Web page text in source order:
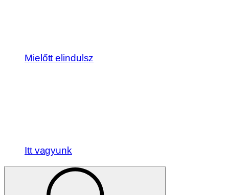
Mielőtt elindulsz
Itt vagyunk